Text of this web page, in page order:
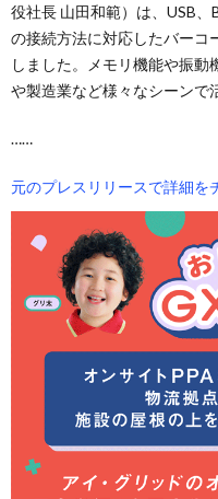
役社長 山田和範）は、USB
の接続方法に対応したバーコ
しました。メモリ機能や振
や製造業など様々なシーンで
……
元のプレスリリースで詳細を